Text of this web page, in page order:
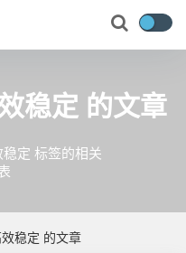
稳定 的文章
定 标签的相关
稳定 的文章